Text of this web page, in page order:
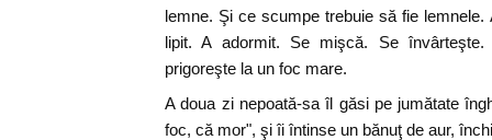
lemne. Şi ce scumpe trebuie să fie
lipit. A adormit. Se mişcă. Se
prigoreşte la un foc mare.
A doua zi nepoată-sa îl găsi pe jumătate
foc, că mor", şi îi întinse un bănuţ de aur,